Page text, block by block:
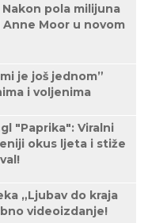
pola milijuna
Moor u novom
je još jednom”
i voljenima
"Paprika": Viralni
okus ljeta i stiže
„Ljubav do kraja
videoizdanje!